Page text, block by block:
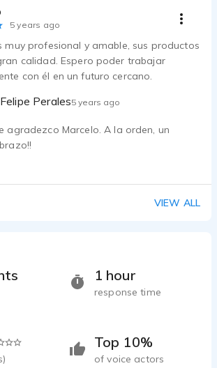
5 years ago
muy profesional y amable, sus productos
calidad. Espero poder trabajar
con él en un futuro cercano.
Felipe Perales5 years ago
agradezco Marcelo. A la orden, un
VIEW ALL
Top 10%
of voice actors
1 hour
response time